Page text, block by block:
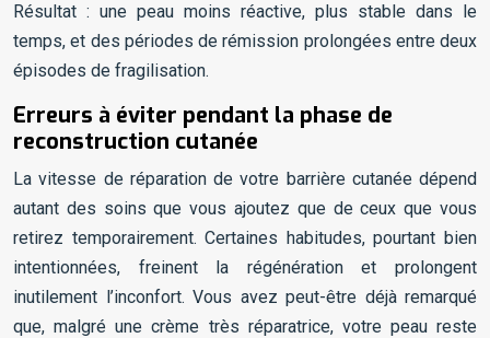
Résultat : une peau moins réactive, plus stable dans le
temps, et des périodes de rémission prolongées entre deux
épisodes de fragilisation.
Erreurs à éviter pendant la phase de
reconstruction cutanée
La vitesse de réparation de votre barrière cutanée dépend
autant des soins que vous ajoutez que de ceux que vous
retirez temporairement. Certaines habitudes, pourtant bien
intentionnées, freinent la régénération et prolongent
inutilement l’inconfort. Vous avez peut-être déjà remarqué
que, malgré une crème très réparatrice, votre peau reste